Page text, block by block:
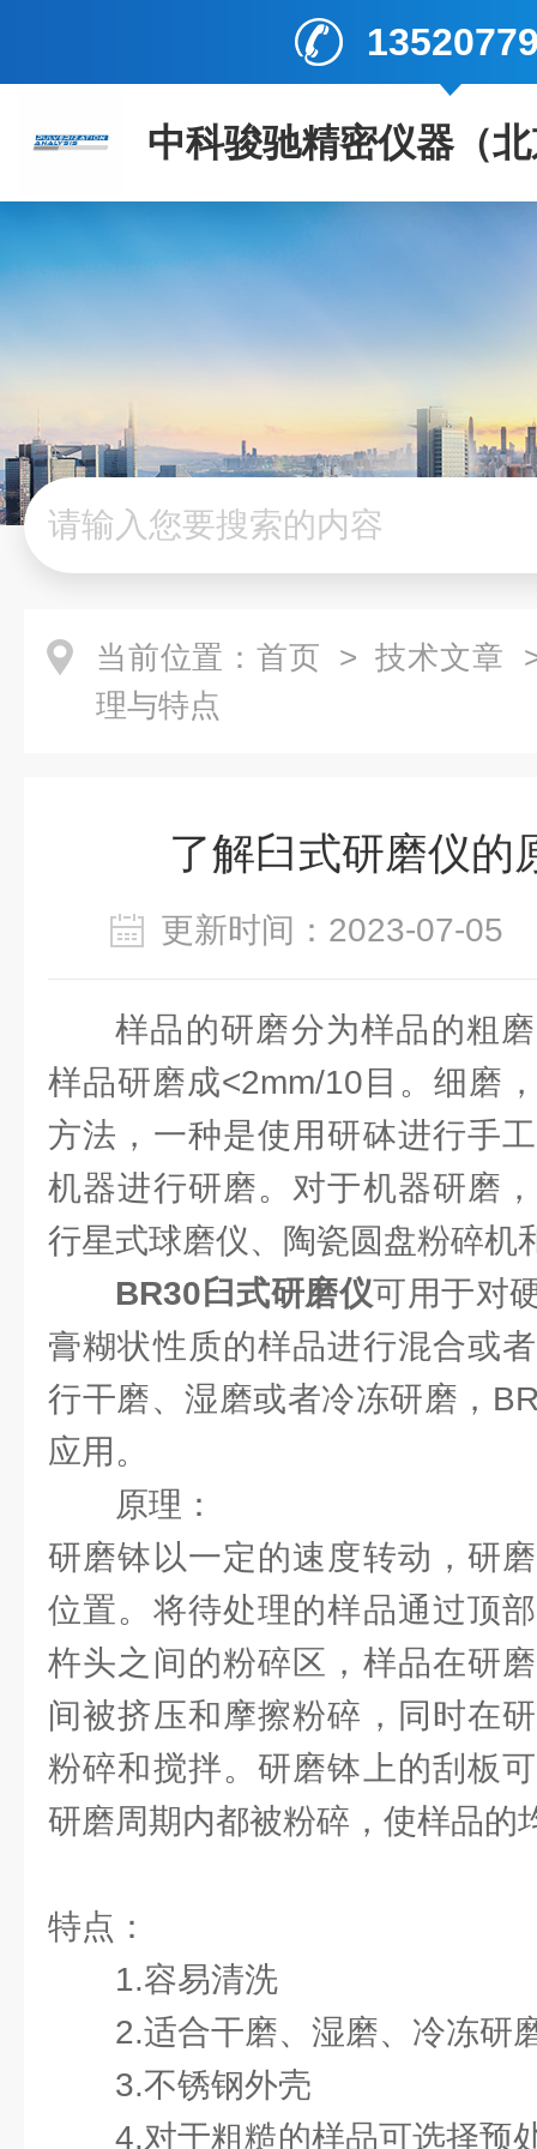
中科骏驰精密仪器（
司
当前位置： 首页 > 技术文章
理与特点
了解臼式研磨仪的
更新时间：2023-07-
样品的研磨分为样品的粗
样品研磨成<2mm/10目。细磨
方法，一种是使用研砵进行手
机器进行研磨。对于机器研磨
行星式球磨仪、陶瓷圆盘粉碎机
BR30臼式研磨仪可用于对
膏糊状性质的样品进行混合或
行干磨、湿磨或者冷冻研磨，
应用。
原理：
研磨钵以一定的速度转动，研
位置。将待处理的样品通过顶
杵头之间的粉碎区，样品在研
间被挤压和摩擦粉碎，同时在
粉碎和搅拌。研磨钵上的刮板
研磨周期内都被粉碎，使样品的
特点：
1.容易清洗
2.适合干磨、湿磨、冷冻研
3.不锈钢外壳
4.对于粗糙的样品可选择预